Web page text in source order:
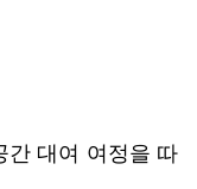
간 대여 여정을 따